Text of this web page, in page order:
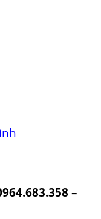
–